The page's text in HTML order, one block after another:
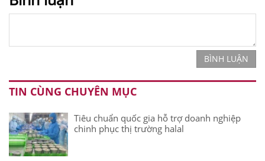
BÌNH LUẬN
TIN CÙNG CHUYÊN MỤC
Tiêu chuẩn quốc gia hỗ trợ doanh nghiệp
chinh phục thị trường halal